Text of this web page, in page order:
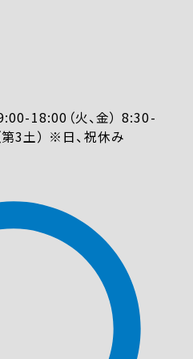
18:00（火、金） 8:30-
3土） ※日、祝休み